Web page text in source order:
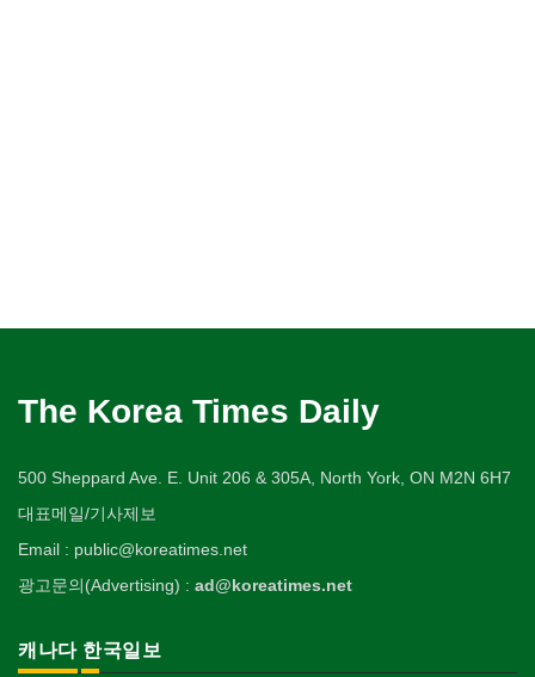
The Korea Times Daily
500 Sheppard Ave. E. Unit 206 & 305A, North York, ON M2N 6H7
대표메일/기사제보
Email : public@koreatimes.net
광고문의(Advertising) : ad@koreatimes.net
캐나다 한국일보